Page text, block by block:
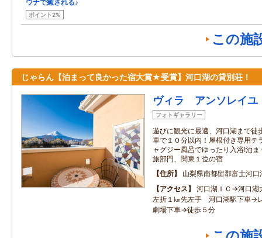
ウナで癒される♪
ポイント2%
この施
じゃらん【泊まって良かった宿大賞★受賞】河口湖の貸別荘！
ヴィラ アンソレイユ
フォトギャラリー
遊びに観光に最適、河口湖まで徒
車で１０分以内！屋根付き専用テ
ャグジー風呂でゆったり入浴!泊
旅部門、関東１位の宿
住所
山梨県南都留郡富士河
アクセス
河口湖ＩＣ→河口湖
左折１㎞先左手 河口湖駅下車→
劇場下車→徒歩５分